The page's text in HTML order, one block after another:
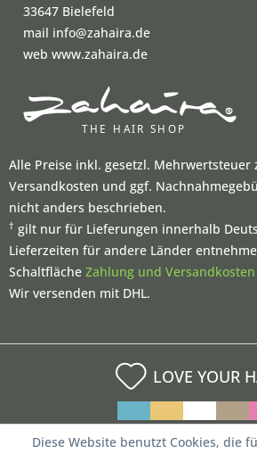
33647 Bielefeld
mail info@zahaira.de
web www.zahaira.de
Alle Preise inkl. gesetzl. Mehrwertsteuer
Versandkosten und ggf.
nicht anders beschrieben.
† gilt nur für Lieferungen innerhalb
Lieferzeiten für andere Länder
Schaltfläche Zahlung und Versandkosten
Wir versenden mit DHL.
LOVE YOUR
Diese Website benutzt Cookies, die